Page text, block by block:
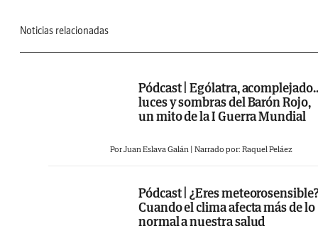
Noticias relacionadas
Pódcast | Ególatra,
luces y sombras del Barón Rojo,
un mito de la I Guerra Mundial
Por Juan Eslava Galán | Narrado por: Raquel Peláez
Pódcast | ¿Eres
Cuando el clima afecta más de lo
normal a nuestra salud